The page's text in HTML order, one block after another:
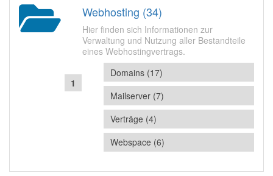
Webhosting (34)
Hier finden sich Informationen zur
Verwaltung und Nutzung aller Bestandteile
eines Webhostingvertrags.
Domains (17)
Mailserver (7)
Verträge (4)
Webspace (6)